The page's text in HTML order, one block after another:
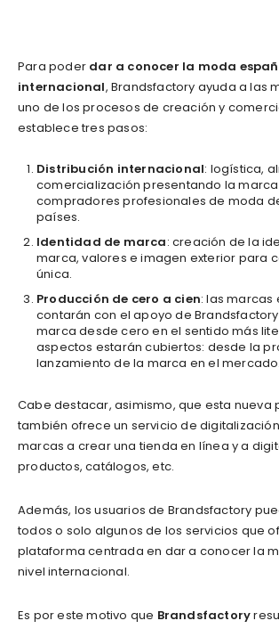
Para poder dar a conocer la moda
internacional, Brandsfactory ayuda a las
uno de los procesos de creación y
establece tres pasos:
Distribución internacional: logística,
comercialización presentando la marca
compradores profesionales de moda
países.
Identidad de marca: creación de la
marca, valores e imagen exterior para
única.
Producción de cero a cien: las marcas
contarán con el apoyo de
marca desde cero en el sentido más
aspectos estarán cubiertos: desde la
lanzamiento de la marca en el mercado.
Cabe destacar, asimismo, que esta nueva
también ofrece un servicio de
marcas a crear una tienda en línea y a
productos, catálogos, etc.
Además, los usuarios de Brandsfactory
todos o solo algunos de los servicios que
plataforma centrada en dar a conocer la
nivel internacional.
Es por este motivo que Brandsfactory